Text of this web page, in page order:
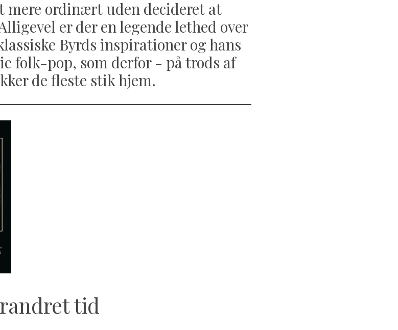
mere ordinært uden decideret at
er der en legende lethed over
Byrds inspirationer og hans
folk-pop, som derfor - på trods af
de fleste stik hjem.
tid